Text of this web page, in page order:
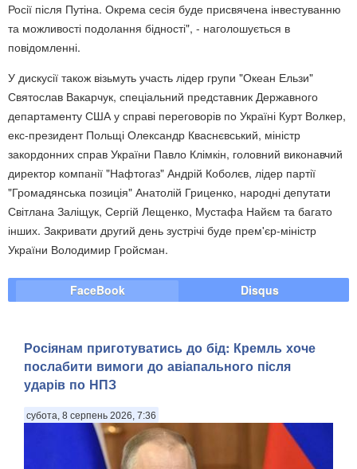
Росії після Путіна. Окрема сесія буде присвячена інвестуванню
та можливості подолання бідності", - наголошується в
повідомленні.
У дискусії також візьмуть участь лідер групи "Океан Ельзи"
Святослав Вакарчук, спеціальний представник Державного
департаменту США у справі переговорів по Україні Курт Волкер,
екс-президент Польщі Олександр Кваснєвський, міністр
закордонних справ України Павло Клімкін, головний виконавчий
директор компанії "Нафтогаз" Андрій Коболєв, лідер партії
"Громадянська позиція" Анатолій Гриценко, народні депутати
Світлана Заліщук, Сергій Лещенко, Мустафа Найєм та багато
інших. Закривати другий день зустрічі буде прем'єр-міністр
України Володимир Гройсман.
FaceBook Disqus
Росіянам приготуватись до бід: Кремль хоче
послабити вимоги до авіапального після
ударів по НПЗ
субота, 8 серпень 2026, 7:36